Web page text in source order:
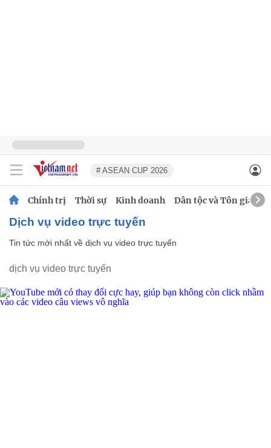
# ASEAN CUP 2026
Chính trị Thời sự Kinh doanh Dân tộc và Tôn giáo
dịch vụ video trực tuyến
Tin tức mới nhất về dịch vụ video trực tuyến
dịch vụ video trực tuyến